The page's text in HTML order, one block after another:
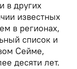
в других
известных
в регионах,
список и
Сейме,
десяти лет.